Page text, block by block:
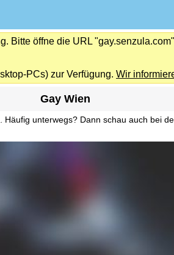
Bitte öffne die URL
PCs) zur Verfügung. Wir
Gay Wien
unterwegs? Dann schau auch bei